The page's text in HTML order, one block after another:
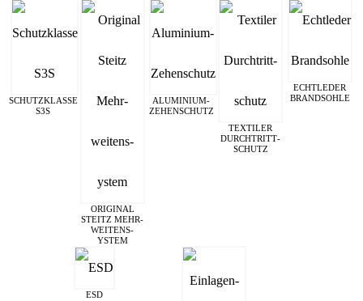
SCHUTZKLASSE
S3S
ORIGINAL
STEITZ MEHR­
WEITEN­S­
YSTEM
ALUMINIUM-
ZEHENSCHUTZ
TEXTILER
DURCHTRITT­
SCHUTZ
ECHTLEDER
BRANDSOHLE
ESD